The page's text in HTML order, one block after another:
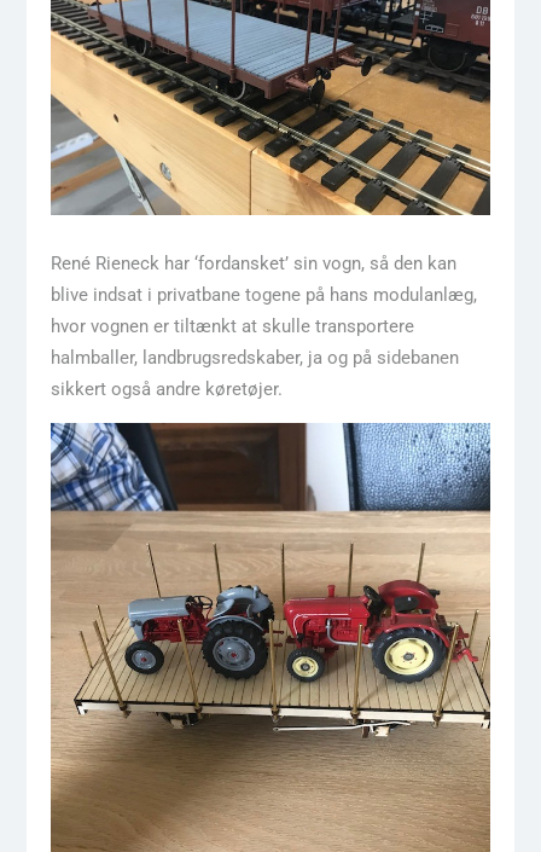
René Rieneck har ‘fordansket’ sin vogn, så den kan
blive indsat i privatbane togene på hans modulanlæg,
hvor vognen er tiltænkt at skulle transportere
halmballer, landbrugsredskaber, ja og på sidebanen
sikkert også andre køretøjer.